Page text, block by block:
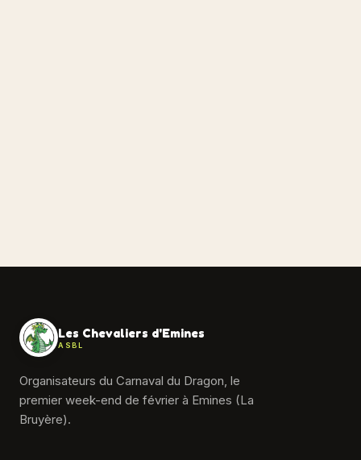
Les Chevaliers d'Emines
ASBL
Organisateurs du Carnaval du Dragon, le
premier week-end de février à Emines (La
Bruyère).